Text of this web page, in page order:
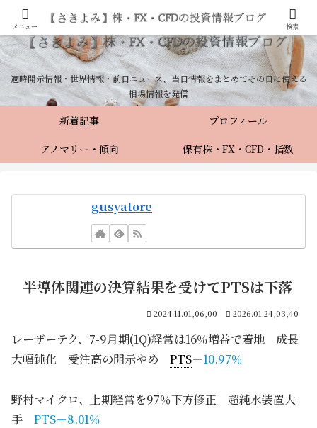
適時開示情報・世界情報・前日ニュース、当日情報をまとめてその日に使える
相場情報を発信
新着記事
プロフィール
アノマリー・傾向
保有株・FX・CFD・指数
gusyatore
半導体関連の決算結果を受けてPTSは下落
2024.11.01,06,00 2026.01.24,03,40
レーザーテク、7-9月期(1Q)経常は16％増益で着地 成長
大幅鈍化 受注高の開示やめ PTS－10.97％
野村マイクロ、上期経常を97％下方修正 超純水装置大
手 PTS－8.01％
メニュー 検索